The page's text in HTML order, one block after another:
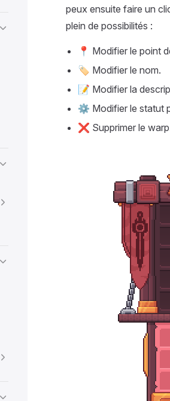
peux ensuite faire un
plein de possibilités :
📍 Modifier le point
🏷️ Modifier le nom.
📝 Modifier la
⚙️ Modifier le statut
❌ Supprimer le